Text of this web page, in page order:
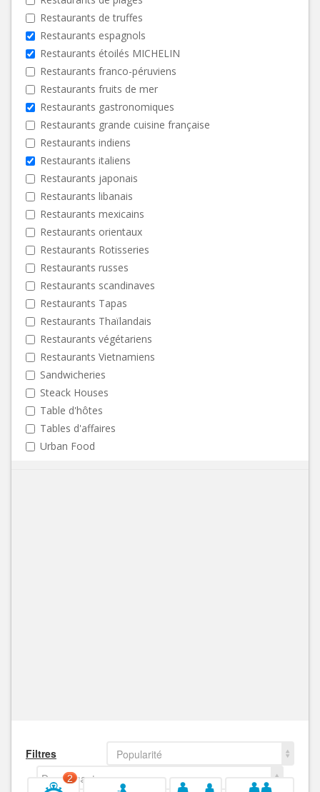
Restaurants de truffes
Restaurants espagnols
Restaurants étoilés MICHELIN
Restaurants franco-péruviens
Restaurants fruits de mer
Restaurants gastronomiques
Restaurants grande cuisine française
Restaurants indiens
Restaurants italiens
Restaurants japonais
Restaurants libanais
Restaurants mexicains
Restaurants orientaux
Restaurants Rotisseries
Restaurants russes
Restaurants scandinaves
Restaurants Tapas
Restaurants Thaïlandais
Restaurants végétariens
Restaurants Vietnamiens
Sandwicheries
Steack Houses
Table d'hôtes
Tables d'affaires
Urban Food
Filtres
Popularité
Decroissant
2